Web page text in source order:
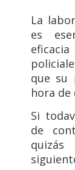
La
es
que su
hora de
Si
de